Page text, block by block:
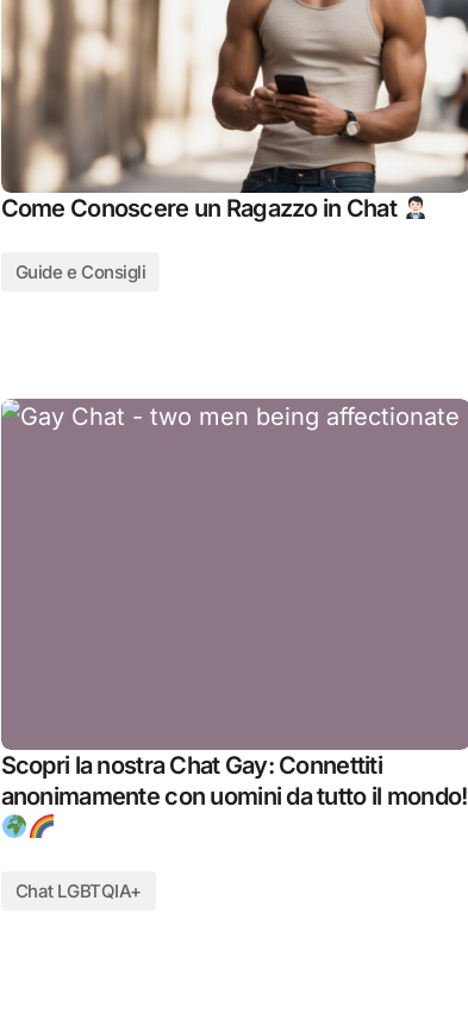
Come Conoscere un Ragazzo in Chat
Guide e Consigli
Scopri la nostra Chat Gay: Connettiti
anonimamente con uomini da tutto il mondo!
Chat LGBTQIA+